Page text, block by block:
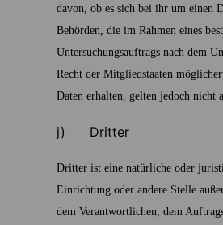
davon, ob es sich bei ihr um einen
Behörden, die im Rahmen eines
Untersuchungsauftrags nach dem
Recht der Mitgliedstaaten
Daten erhalten, gelten jedoch nicht
j) Dritter
Dritter ist eine natürliche oder
Einrichtung oder andere Stelle
dem Verantwortlichen, dem